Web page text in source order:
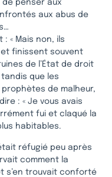
de penser aux
aux abus de
« Mais non, ils
et finissent souvent
de l’État de droit
que les
de malheur,
: « Je vous avais
fui et claqué la
habitables.
réfugié peu après
comment la
s’en trouvait conforté